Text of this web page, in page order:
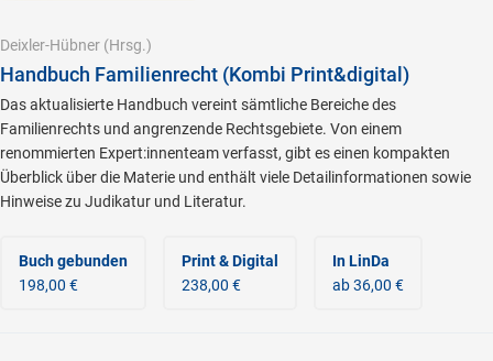
Deixler-Hübner (Hrsg.)
Handbuch Familienrecht (Kombi Print&digital)
Das aktualisierte Handbuch vereint sämtliche Bereiche des
Familienrechts und angrenzende Rechtsgebiete. Von einem
renommierten Expert:innenteam verfasst, gibt es einen kompakten
Überblick über die Materie und enthält viele Detailinformationen sowie
Hinweise zu Judikatur und Literatur.
Buch gebunden
198,00 €
Print & Digital
238,00 €
In LinDa
ab 36,00 €